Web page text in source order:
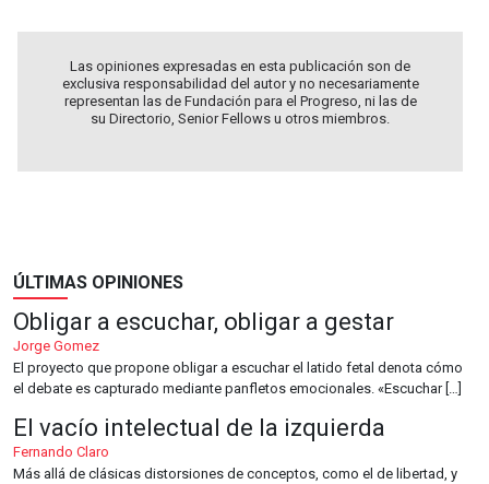
Las opiniones expresadas en esta publicación son de
exclusiva responsabilidad del autor y no necesariamente
representan las de Fundación para el Progreso, ni las de
su Directorio, Senior Fellows u otros miembros.
ÚLTIMAS OPINIONES
Obligar a escuchar, obligar a gestar
Jorge Gomez
El proyecto que propone obligar a escuchar el latido fetal denota cómo
el debate es capturado mediante panfletos emocionales. «Escuchar […]
El vacío intelectual de la izquierda
Fernando Claro
Más allá de clásicas distorsiones de conceptos, como el de libertad, y